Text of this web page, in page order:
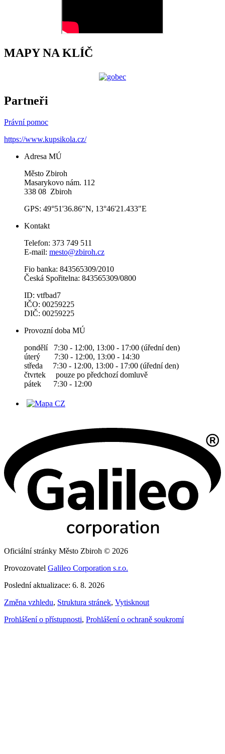
MAPY NA KLÍČ
Partneři
Právní pomoc
https://www.kupsikola.cz/
Adresa MÚ
Město Zbiroh
Masarykovo nám. 112
338 08 Zbiroh
GPS: 49°51'36.86"N, 13°46'21.433"E
Kontakt
Telefon: 373 749 511
E-mail: mesto@zbiroh.cz
Fio banka: 843565309/2010
Česká Spořitelna: 843565309/0800
ID: vtfbad7
IČO: 00259225
DIČ: 00259225
Provozní doba MÚ
pondělí 7:30 - 12:00, 13:00 - 17:00 (úřední den)
úterý 7:30 - 12:00, 13:00 - 14:30
středa 7:30 - 12:00, 13:00 - 17:00 (úřední den)
čtvrtek pouze po předchozí domluvě
pátek 7:30 - 12:00
Oficiální stránky Město Zbiroh © 2026
Provozovatel Galileo Corporation s.r.o.
Poslední aktualizace: 6. 8. 2026
Změna vzhledu, Struktura stránek, Vytisknout
Prohlášení o přístupnosti, Prohlášení o ochraně soukromí